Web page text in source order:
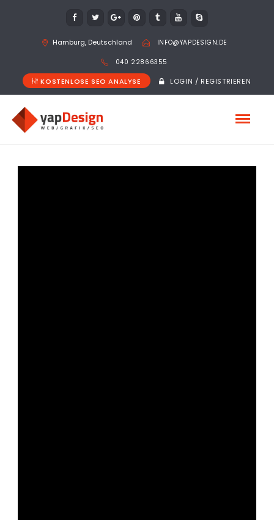
Hamburg, Deutschland INFO@YAPDESIGN.DE
040 22866355
KOSTENLOSE SEO ANALYSE LOGIN / REGISTRIEREN